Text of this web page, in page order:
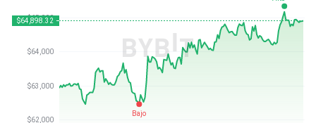
Última actualización: 2026-08-08, 01:46 GMT+0